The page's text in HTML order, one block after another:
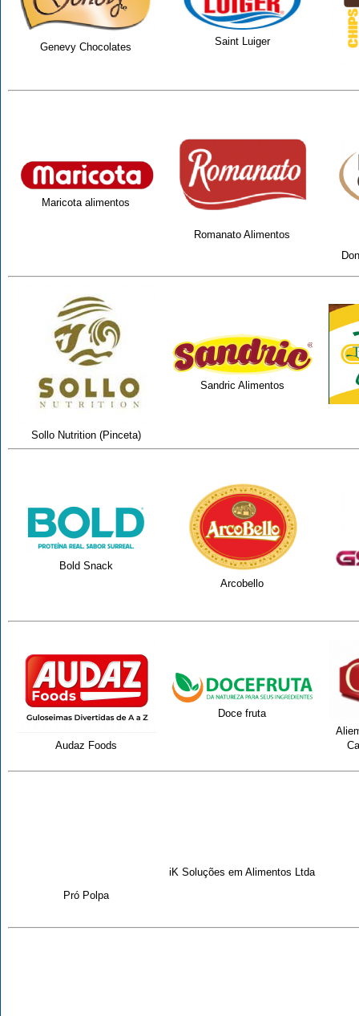
Genevy Chocolates Saint Luiger
Maricota alimentos
Romanato Alimentos
Sollo Nutrition (Pinceta)
Sandric Alimentos
Bold Snack
Arcobello
Audaz Foods
Doce fruta
Pró Polpa
iK Soluções em Alimentos Ltda